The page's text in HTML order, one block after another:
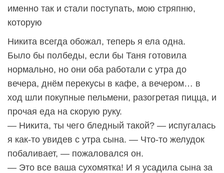
именно так и стали поступать, мою стряпню,
которую
Никита всегда обожал, теперь я ела одна.
Было бы полбеды, если бы Таня готовила
нормально, но они оба работали с утра до
вечера, днём перекусы в кафе, а вечером… в
ход шли покупные пельмени, разогретая пицца, и
прочая еда на скорую руку.
— Никита, ты чего бледный такой? — испугалась
я как-то увидев с утра сына. — Что-то желудок
побаливает, — пожаловался он.
— Это все ваша сухомятка! И я усадила сына за